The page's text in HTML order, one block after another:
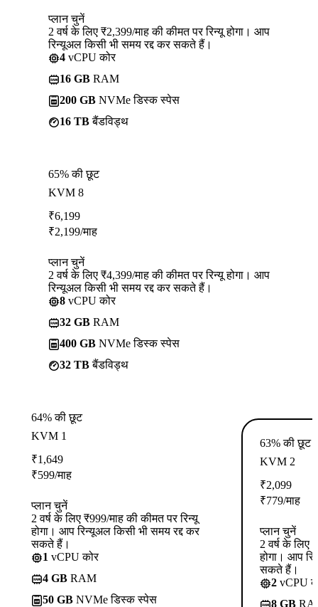
प्लान चुनें
2 वर्ष के लिए ₹2,399/माह की कीमत पर रिन्यू होगा। आप
रिन्यूअल किसी भी समय रद्द कर सकते हैं।
4 vCPU कोर
16 GB RAM
200 GB NVMe डिस्क स्पेस
16 TBबैंडविड्थ
65% की छूट
KVM 8
₹6,199
₹2,199/माह
प्लान चुनें
2 वर्ष के लिए ₹4,399/माह की कीमत पर रिन्यू होगा। आप
रिन्यूअल किसी भी समय रद्द कर सकते हैं।
8 vCPU कोर
32 GB RAM
400 GB NVMe डिस्क स्पेस
32 TBबैंडविड्थ
64% की छूट
KVM 1
₹1,649
₹599/माह
प्लान चुनें
2 वर्ष के लिए ₹999/माह की कीमत पर रिन्यू
होगा। आप रिन्यूअल किसी भी समय रद्द कर
सकते हैं।
1 vCPU कोर
4 GB RAM
50 GB NVMe डिस्क स्पेस
63% की छूट
KVM 2
₹2,099
₹779/माह
प्लान चुनें
2 वर्ष के लिए
होगा। आप
सकते हैं।
2 vCPU
8 GB